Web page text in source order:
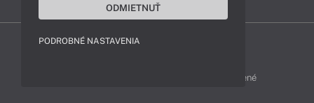
HP-SHOP © 2012 - 2026 Všetky práva vyhradené
ODMIETNUŤ
PODROBNÉ NASTAVENIA